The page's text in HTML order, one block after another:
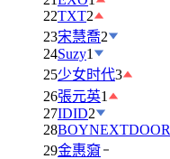
22TXT2
23宋慧喬2
24Suzy1
25少女时代3
26張元英1
27IDID2
28BOYNEXTDOOR
29金惠奫